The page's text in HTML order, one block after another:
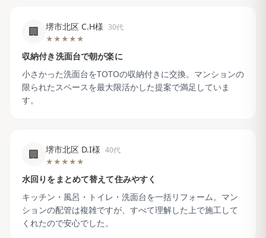
🏢 堺市北区 C.H様 30代
★★★★★
収納付き洗面台で朝が楽に
小さかった洗面台をTOTOの収納付きに交換。マンションの
限られたスペースを最大限活かした提案で満足していま
す。
🏢 堺市北区 D.I様 40代
★★★★★
水回りをまとめて替えて住みやすく
キッチン・風呂・トイレ・洗面台を一括リフォーム。マン
ションの配管は複雑ですが、すべて理解した上で施工して
くれたので安心でした。